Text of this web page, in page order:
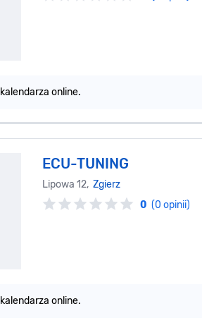
online.
ECU-TUNING
Lipowa 12, Zgierz
0 (0 opinii)
online.